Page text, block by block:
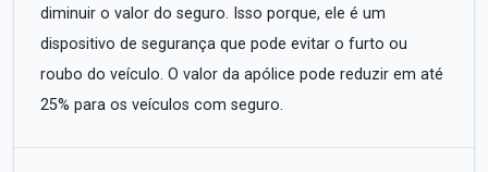
diminuir o valor do seguro. Isso porque, ele é um
dispositivo de segurança que pode evitar o furto ou
roubo do veículo. O valor da apólice pode reduzir em até
25% para os veículos com seguro.